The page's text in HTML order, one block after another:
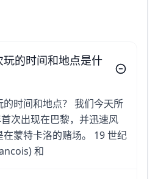
的时间和地点是什
时间和地点？ 我们今天所
次出现在巴黎，并迅速风
蒙特卡洛的赌场。 19 世纪
和